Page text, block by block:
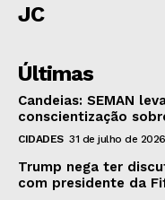
JC
Últimas
Candeias: SEMAN
conscientização
CIDADES 31 de julho de 2026
Trump nega ter
com presidente da